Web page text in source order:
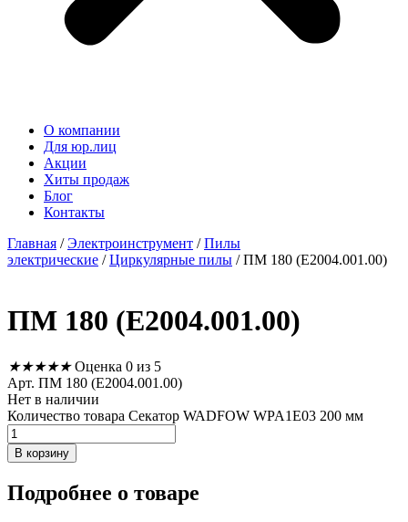
О компании
Для юр.лиц
Акции
Хиты продаж
Блог
Контакты
Главная /Электроинструмент /Пилы
электрические /Циркулярные пилы / ПМ 180 (E2004.001.00)
ПМ 180 (E2004.001.00)
★★★★★ Оценка 0 из 5
Арт. ПМ 180 (E2004.001.00)
Нет в наличии
Количество товара Секатор WADFOW WPA1E03 200 мм
В корзину
Подробнее о товаре